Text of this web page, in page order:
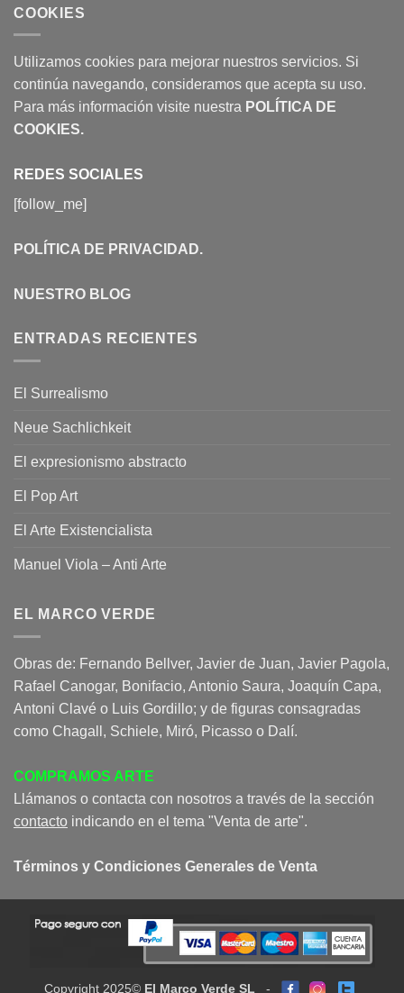
COOKIES
Utilizamos cookies para mejorar nuestros servicios. Si
continúa navegando, consideramos que acepta su uso.
Para más información visite nuestra POLÍTICA DE
COOKIES.
REDES SOCIALES
[follow_me]
POLÍTICA DE PRIVACIDAD.
NUESTRO BLOG
ENTRADAS RECIENTES
El Surrealismo
Neue Sachlichkeit
El expresionismo abstracto
El Pop Art
El Arte Existencialista
Manuel Viola – Anti Arte
EL MARCO VERDE
Obras de: Fernando Bellver, Javier de Juan, Javier Pagola,
Rafael Canogar, Bonifacio, Antonio Saura, Joaquín Capa,
Antoni Clavé o Luis Gordillo; y de figuras consagradas
como Chagall, Schiele, Miró, Picasso o Dalí.
COMPRAMOS ARTE
Llámanos o contacta con nosotros a través de la sección
contacto indicando en el tema "Venta de arte".
Términos y Condiciones Generales de Venta
Copyright 2025© El Marco Verde SL -